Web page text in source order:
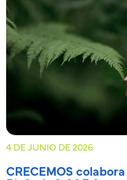
4 DE JUNIO DE 2026
CRECEMOS